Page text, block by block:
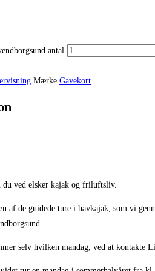
antal
Mærke Gavekort
ved elsker kajak og friluftsliv.
af de guidede ture i havkajak, som vi
selv hvilken mandag, ved at